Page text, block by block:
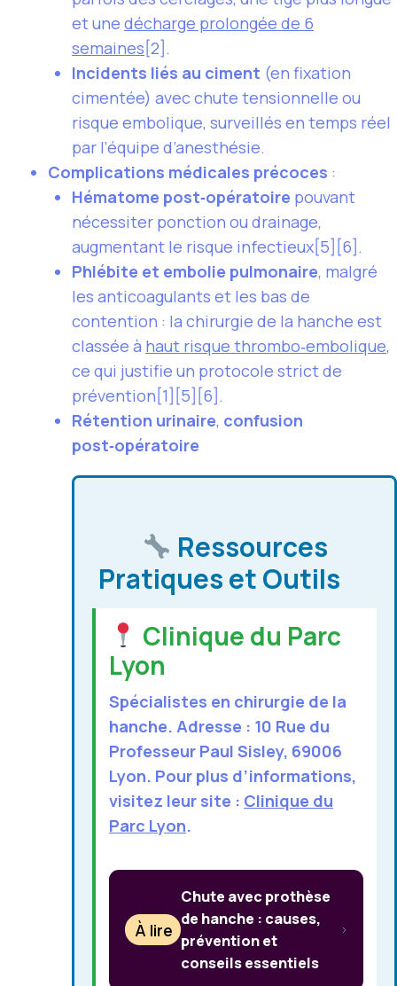
et une décharge prolongée de 6
semaines[2].
Incidents liés au ciment (en fixation
cimentée) avec chute tensionnelle ou
risque embolique, surveillés en temps réel
par l’équipe d’anesthésie.
Complications médicales précoces :
Hématome post‑opératoire pouvant
nécessiter ponction ou drainage,
augmentant le risque infectieux[5][6].
Phlébite et embolie pulmonaire, malgré
les anticoagulants et les bas de
contention : la chirurgie de la hanche est
classée à haut risque thrombo‑embolique,
ce qui justifie un protocole strict de
prévention[1][5][6].
Rétention urinaire, confusion
post‑opératoire
Ressources
Pratiques et Outils
Clinique du Parc
Lyon
Spécialistes en chirurgie de la
hanche. Adresse : 10 Rue du
Professeur Paul Sisley, 69006
Lyon. Pour plus d’informations,
visitez leur site : Clinique du
Parc Lyon.
À lire
Chute avec prothèse
de hanche : causes,
prévention et
conseils essentiels